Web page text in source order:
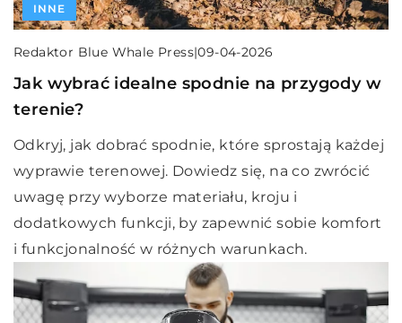
INNE
Redaktor Blue Whale Press|09-04-2026
Jak wybrać idealne spodnie na przygody w
terenie?
Odkryj, jak dobrać spodnie, które sprostają każdej
wyprawie terenowej. Dowiedz się, na co zwrócić
uwagę przy wyborze materiału, kroju i
dodatkowych funkcji, by zapewnić sobie komfort
i funkcjonalność w różnych warunkach.